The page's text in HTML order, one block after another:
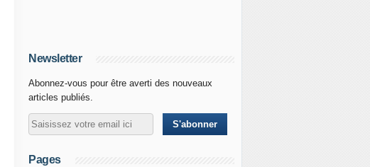
Newsletter
Abonnez-vous pour être averti des nouveaux
articles publiés.
Pages